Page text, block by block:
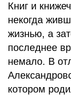
Книг и
некогда
жизнью, а
последнее
немало. В
котором